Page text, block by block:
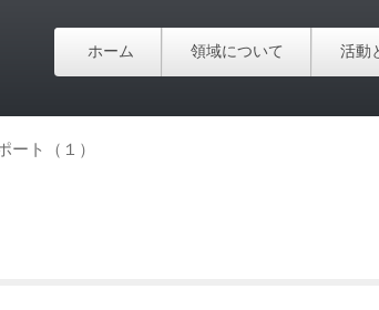
ホーム 領域について 活動
ート（１）